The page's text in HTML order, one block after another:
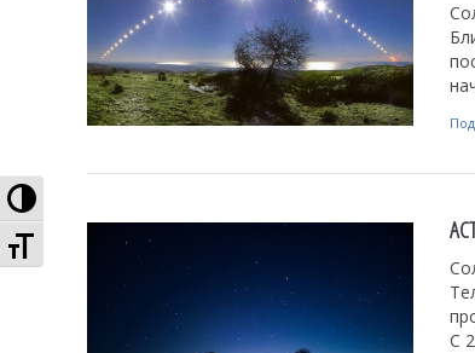
Высокая контрастность
Увеличенный шрифт
С